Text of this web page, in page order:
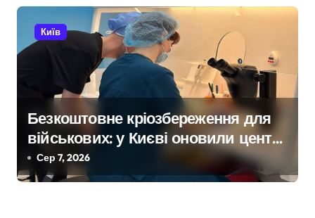
Київ
Безкоштовне кріозбереження для
військових: у Києві оновили центр
репродуктивної медицини
Сер 7, 2026